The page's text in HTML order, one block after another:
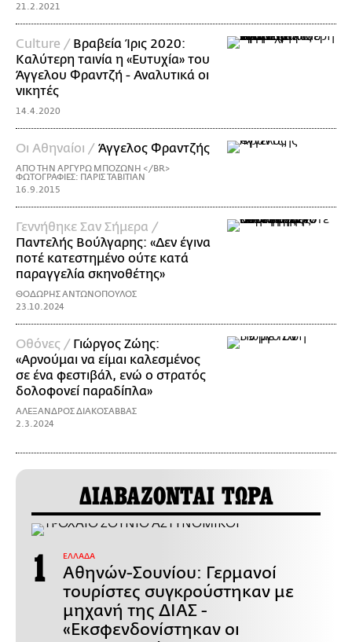
21.2.2021
Culture / Βραβεία Ίρις 2020:
Καλύτερη ταινία η «Ευτυχία» του
Άγγελου Φραντζή - Αναλυτικά οι
νικητές
14.4.2020
Οι Αθηναίοι / Άγγελος Φραντζής
ΑΠΟ ΤΗΝ ΑΡΓΥΡΩ ΜΠΟΖΩΝΗ </BR>
ΦΩΤΟΓΡΑΦΙΕΣ: ΠΑΡΙΣ ΤΑΒΙΤΙΑΝ
16.9.2015
Γεννήθηκε Σαν Σήμερα /
Παντελής Βούλγαρης: «Δεν έγινα
ποτέ κατεστημένο ούτε κατά
παραγγελία σκηνοθέτης»
ΘΟΔΩΡΗΣ ΑΝΤΩΝΟΠΟΥΛΟΣ
23.10.2024
Οθόνες / Γιώργος Ζώης:
«Αρνούμαι να είμαι καλεσμένος
σε ένα φεστιβάλ, ενώ ο στρατός
δολοφονεί παραδίπλα»
ΑΛΕΞΑΝΔΡΟΣ ΔΙΑΚΟΣΑΒΒΑΣ
2.3.2024
ΔΙΑΒΑΖΟΝΤΑΙ ΤΩΡΑ
ΕΛΛΑΔΑ
Αθηνών-Σουνίου: Γερμανοί
τουρίστες συγκρούστηκαν με
μηχανή της ΔΙΑΣ -
«Εκσφενδονίστηκαν οι